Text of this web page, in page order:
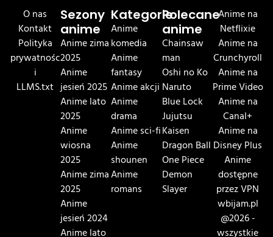
O nas
Kontakt
Polityka
prywatnośc
i
LLMS.txt
Sezony
anime
Anime zima
2025
Anime
jesień 2025
Anime lato
2025
Anime
wiosna
2025
Anime zima
2025
Anime
jesień 2024
Kategorie
Anime
komedia
Anime
fantasy
Anime akcji
Anime
drama
Anime sci-fi
Anime
shounen
Anime
romans
Polecane
anime
Chainsaw
man
Oshi no Ko
Naruto
Blue Lock
Jujutsu
Kaisen
Dragon Ball
One Piece
Demon
Slayer
Anime na
Netflixie
Anime na
Crunchyroll
Anime na
Prime Video
Anime na
Canal+
Anime na
Disney Plus
Anime
dostępne
przez VPN
wbijam.pl
@2026 -